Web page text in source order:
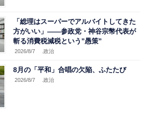
「総理はスーパーでアルバイトしてきた
方がいい」――参政党・神谷宗幣代表が
斬る消費税減税という”愚策”
2026/8/7 .政治
8月の「平和」合唱の欠陥、ふたたび
2026/8/7 .政治